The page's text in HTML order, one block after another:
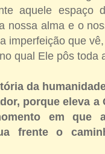
aquele espaço
nossa alma e o
imperfeição que
qual Ele pôs toda
da
porque eleva a
em
frente o